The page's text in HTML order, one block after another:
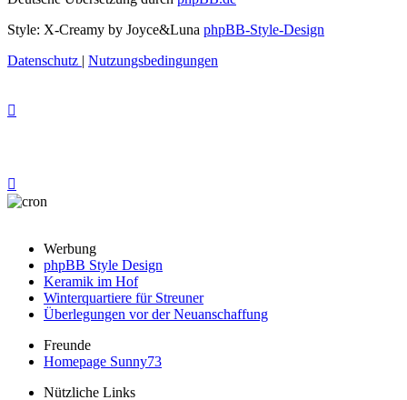
Style: X-Creamy by Joyce&Luna phpBB-Style-Design
Datenschutz | Nutzungsbedingungen
Werbung
phpBB Style Design
Keramik im Hof
Winterquartiere für Streuner
Überlegungen vor der Neuanschaffung
Freunde
Homepage Sunny73
Nützliche Links